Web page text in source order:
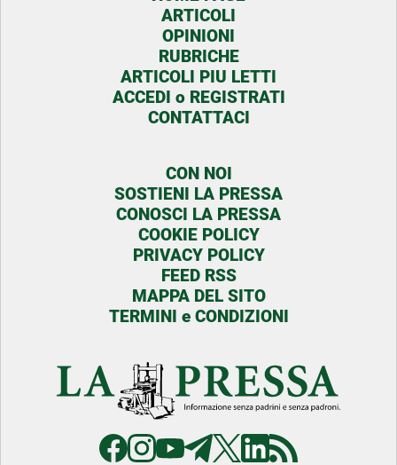
ARTICOLI
OPINIONI
RUBRICHE
ARTICOLI PIU LETTI
ACCEDI o REGISTRATI
CONTATTACI
CON NOI
SOSTIENI LA PRESSA
CONOSCI LA PRESSA
COOKIE POLICY
PRIVACY POLICY
FEED RSS
MAPPA DEL SITO
TERMINI e CONDIZIONI